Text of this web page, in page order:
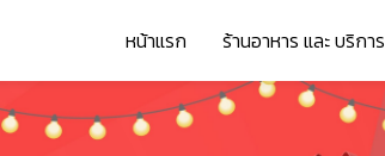
หน้าแรก ร้านอาหาร และ บริการ